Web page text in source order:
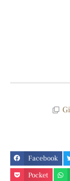
Facebook
Pocket